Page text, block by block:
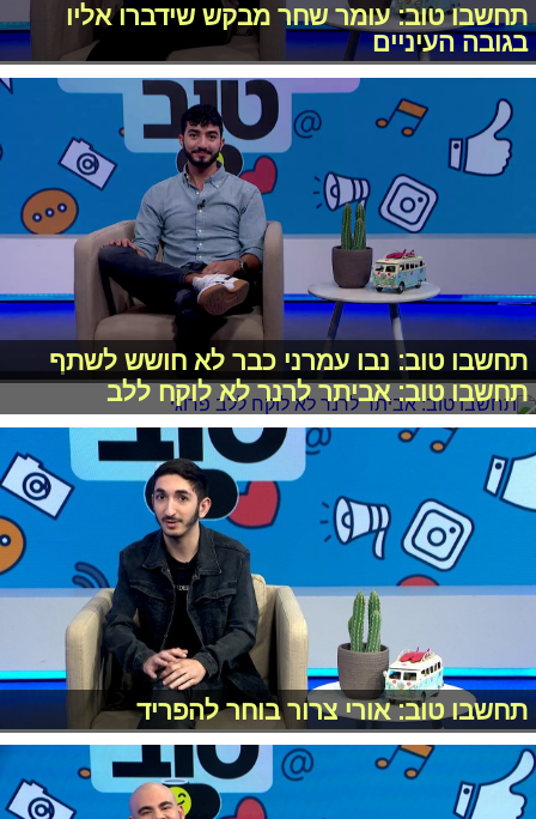
תחשבו טוב: עומר שחר מבקש שידברו אליו
בגובה העיניים
תחשבו טוב: נבו עמרני כבר לא חושש לשתף
תחשבו טוב: אביתר לרנר לא לוקח ללב
תחשבו טוב: אורי צרור בוחר להפריד